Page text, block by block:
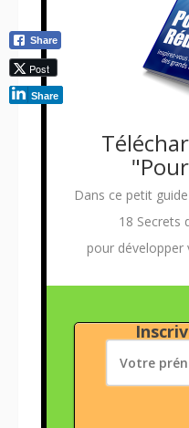
Dans ce petit
18 Secrets
pour développer
Share
Post
Share